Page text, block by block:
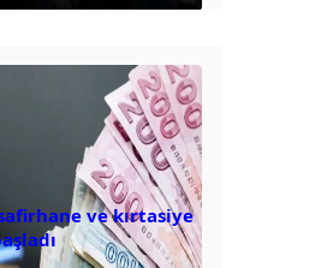
ve kırtasiye